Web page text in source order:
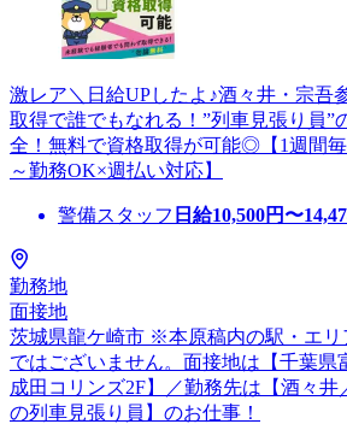
激レア＼日給UPしたよ♪酒々井・宗吾
取得で誰でもなれる！”列車見張り員
全！無料で資格取得が可能◎【1週間
～勤務OK×週払い対応】
警備スタッフ 日給10,500円〜
勤務地
面接地
茨城県龍ケ崎市 ※本原稿内の駅・エリ
ではございません。面接地は【千葉県
成田コリンズ2F】／勤務先は【酒々
の列車見張り員】のお仕事！